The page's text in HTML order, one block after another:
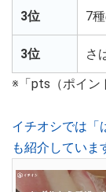
3位 7
3位 さ
※「pts（ポイン
イチオシでは「
も紹介していま